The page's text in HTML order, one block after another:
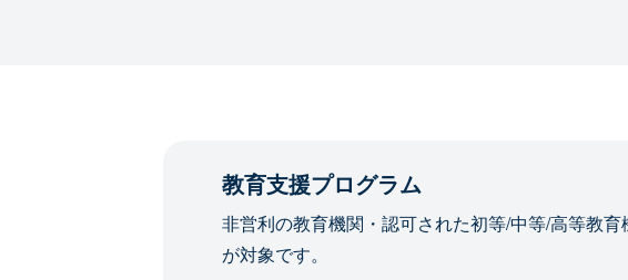
教育支援プログラム
非営利の教育機関・認可された初等/中等/高等教
が対象です。